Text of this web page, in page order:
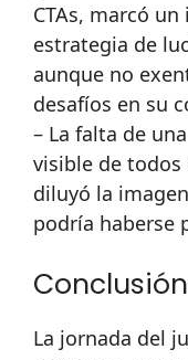
CTAs, marcó
estrategia de
aunque no
desafíos en su
– La falta de
visible de todos
diluyó la
podría haberse
La jornada del